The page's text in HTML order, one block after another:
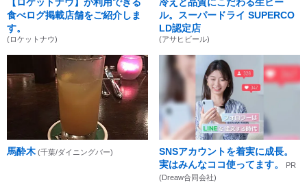
食べログ掲載店舗をご紹介しま
す。
(ロケットナウ)
ル。スーパードライ SUPERCO
LD認定店
(アサヒビール)
馬酔木 (千葉/ダイニングバー)
SNSアカウントを着実に成長。
実はみんなココ使ってます。
PR
(Dreaw合同会社)